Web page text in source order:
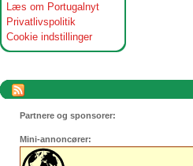
Læs om Portugalnyt
Privatlivspolitik
Cookie indstillinger
Partnere og sponsorer:
Mini-annoncører: